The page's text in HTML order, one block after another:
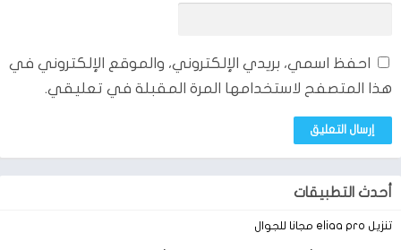
احفظ اسمي، بريدي الإلكتروني، والموقع الإلكتروني في
هذا المتصفح لاستخدامها المرة المقبلة في تعليقي.
أحدث التطبيقات
تنزيل eliaa pro مجانا للجوال